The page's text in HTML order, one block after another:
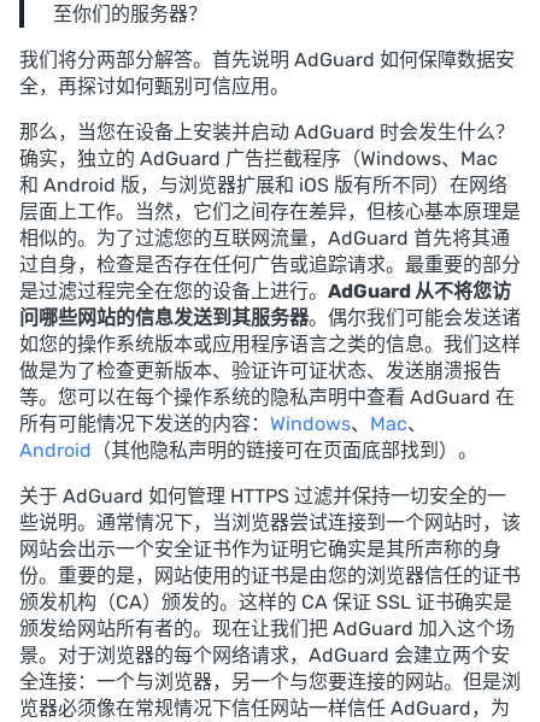
至你们的服务器？
我们将分两部分解答。首先说明 AdGuard 如何保障数据安
全，再探讨如何甄别可信应用。
那么，当您在设备上安装并启动 AdGuard 时会发生什么？
确实，独立的 AdGuard 广告拦截程序（Windows、Mac
和 Android 版，与浏览器扩展和 iOS 版有所不同）在网络
层面上工作。当然，它们之间存在差异，但核心基本原理是
相似的。为了过滤您的互联网流量，AdGuard 首先将其通
过自身，检查是否存在任何广告或追踪请求。最重要的部分
是过滤过程完全在您的设备上进行。 AdGuard 从不将您访
问哪些网站的信息发送到其服务器。偶尔我们可能会发送诸
如您的操作系统版本或应用程序语言之类的信息。我们这样
做是为了检查更新版本、验证许可证状态、发送崩溃报告
等。您可以在每个操作系统的隐私声明中查看 AdGuard 在
所有可能情况下发送的内容： Windows、 Mac、
Android （其他隐私声明的链接可在页面底部找到）。
关于 AdGuard 如何管理 HTTPS 过滤并保持一切安全的一
些说明。通常情况下，当浏览器尝试连接到一个网站时，该
网站会出示一个安全证书作为证明它确实是其所声称的身
份。重要的是，网站使用的证书是由您的浏览器信任的证书
颁发机构（CA）颁发的。这样的 CA 保证 SSL 证书确实是
颁发给网站所有者的。现在让我们把 AdGuard 加入这个场
景。对于浏览器的每个网络请求，AdGuard 会建立两个安
全连接：一个与浏览器，另一个与您要连接的网站。但是浏
览器必须像在常规情况下信任网站一样信任 AdGuard，为